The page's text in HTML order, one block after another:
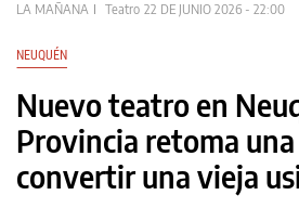
LA MAÑANA Teatro 22 DE JUNIO 2026 - 22:00
NEUQUÉN
Nuevo teatro en
Provincia retoma
convertir una vieja